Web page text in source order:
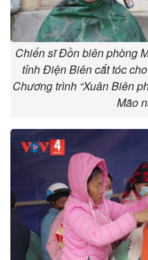
Chiến sĩ Đồn biên phòng
tỉnh Điện Biên cắt tóc
Chương trình “Xuân Biên
Mão